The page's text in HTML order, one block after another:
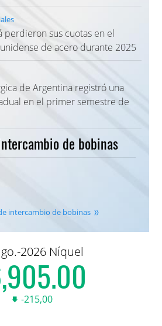
perdieron sus cuotas en el
de acero durante 2025
de Argentina registró una
en el primer semestre de
de bobinas
intercambio de bobinas
2026 Níquel
-215,00